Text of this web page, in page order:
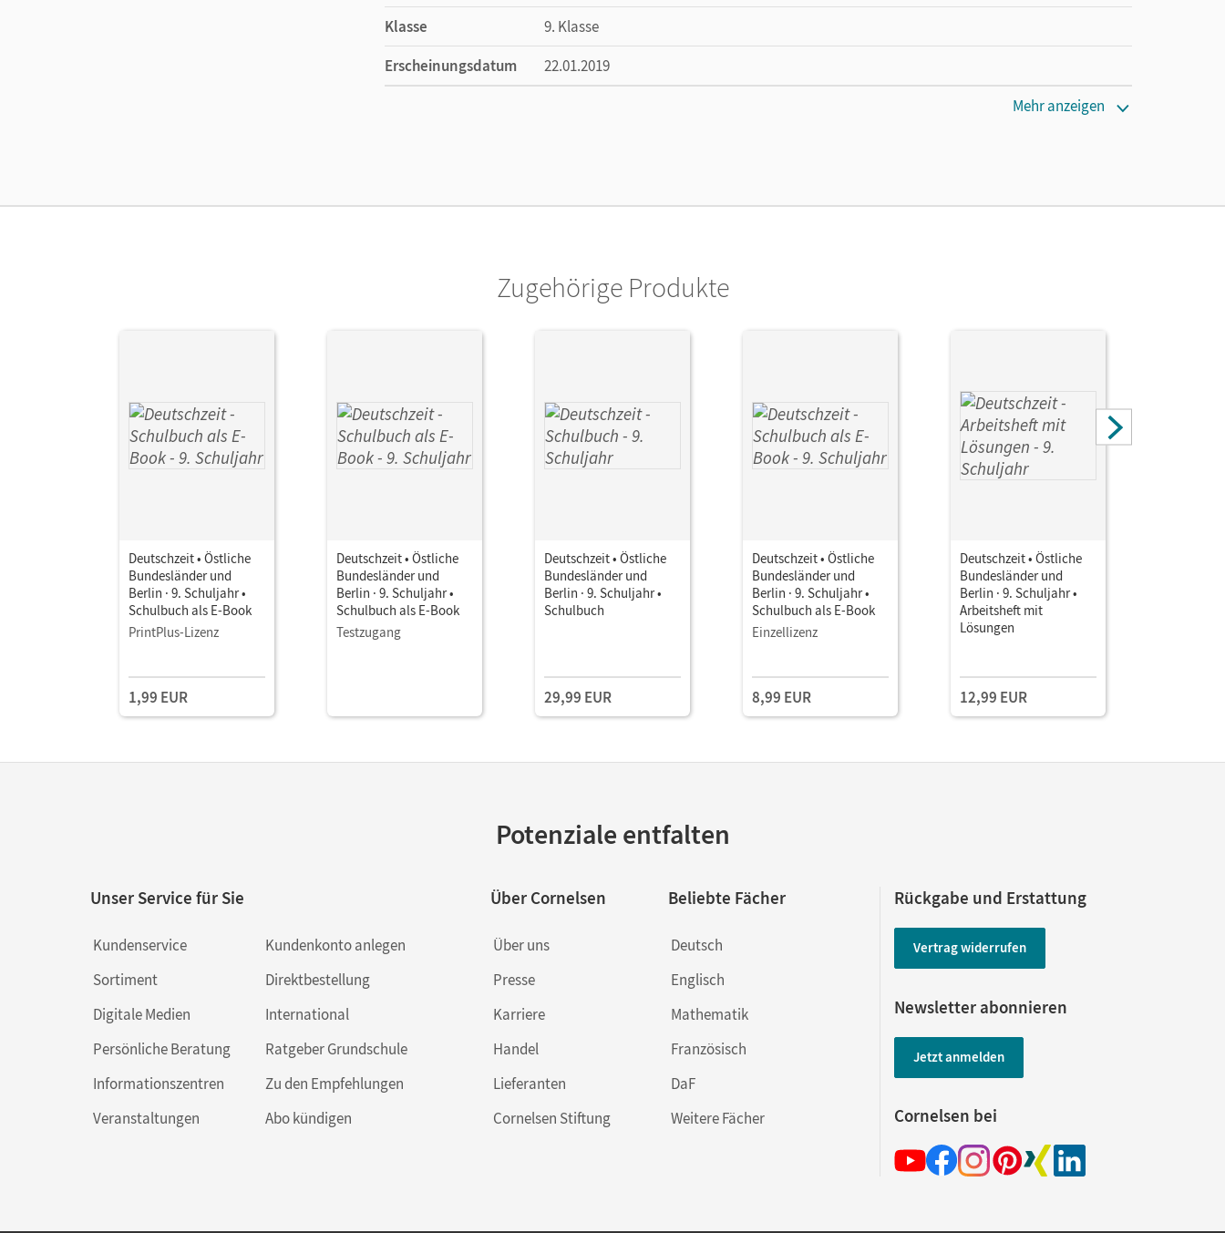
Klasse
9. Klasse
Erscheinungsdatum
22.01.2019
Mehr anzeigen
Zugehörige Produkte
Deutschzeit • Östliche
Bundesländer und
Berlin · 9. Schuljahr •
Schulbuch als E-Book
PrintPlus-Lizenz
1,99 EUR
Deutschzeit • Östliche
Bundesländer und
Berlin · 9. Schuljahr •
Schulbuch als E-Book
Testzugang
Deutschzeit • Östliche
Bundesländer und
Berlin · 9. Schuljahr •
Schulbuch
29,99 EUR
Deutschzeit • Östliche
Bundesländer und
Berlin · 9. Schuljahr •
Schulbuch als E-Book
Einzellizenz
8,99 EUR
Deutschzeit • Östliche
Bundesländer und
Berlin · 9. Schuljahr •
Arbeitsheft mit
Lösungen
12,99 EUR
Potenziale entfalten
Unser Service für Sie
Kundenservice
Sortiment
Digitale Medien
Persönliche Beratung
Informationszentren
Veranstaltungen
Kundenkonto anlegen
Direktbestellung
International
Ratgeber Grundschule
Zu den Empfehlungen
Abo kündigen
Über Cornelsen
Über uns
Presse
Karriere
Handel
Lieferanten
Cornelsen Stiftung
Beliebte Fächer
Deutsch
Englisch
Mathematik
Französisch
DaF
Weitere Fächer
Rückgabe und Erstattung
Vertrag widerrufen
Newsletter abonnieren
Jetzt anmelden
Cornelsen bei